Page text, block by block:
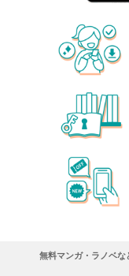
無料マンガ・ラノベな